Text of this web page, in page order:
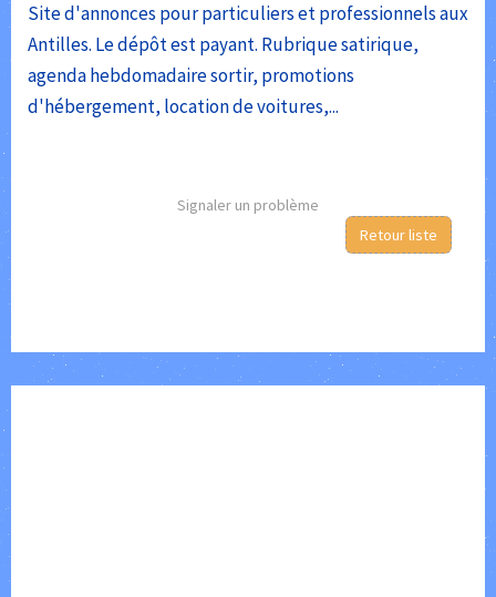
Site d'annonces pour particuliers et professionnels aux
Antilles. Le dépôt est payant. Rubrique satirique,
agenda hebdomadaire sortir, promotions
d'hébergement, location de voitures,...
Signaler un problème
Retour liste